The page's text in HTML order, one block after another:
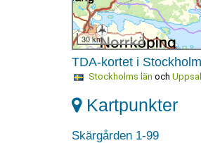
30 km
TDA-kortet i
Stockholms län och
Kartpunkter
Skärgården 1-99